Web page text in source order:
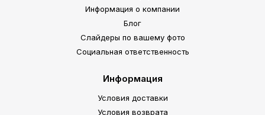
Информация о компании
Блог
Слайдеры по вашему фото
Социальная ответственность
Информация
Условия доставки
Условия возврата